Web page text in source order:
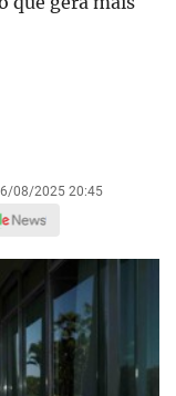
08/2025 20:45